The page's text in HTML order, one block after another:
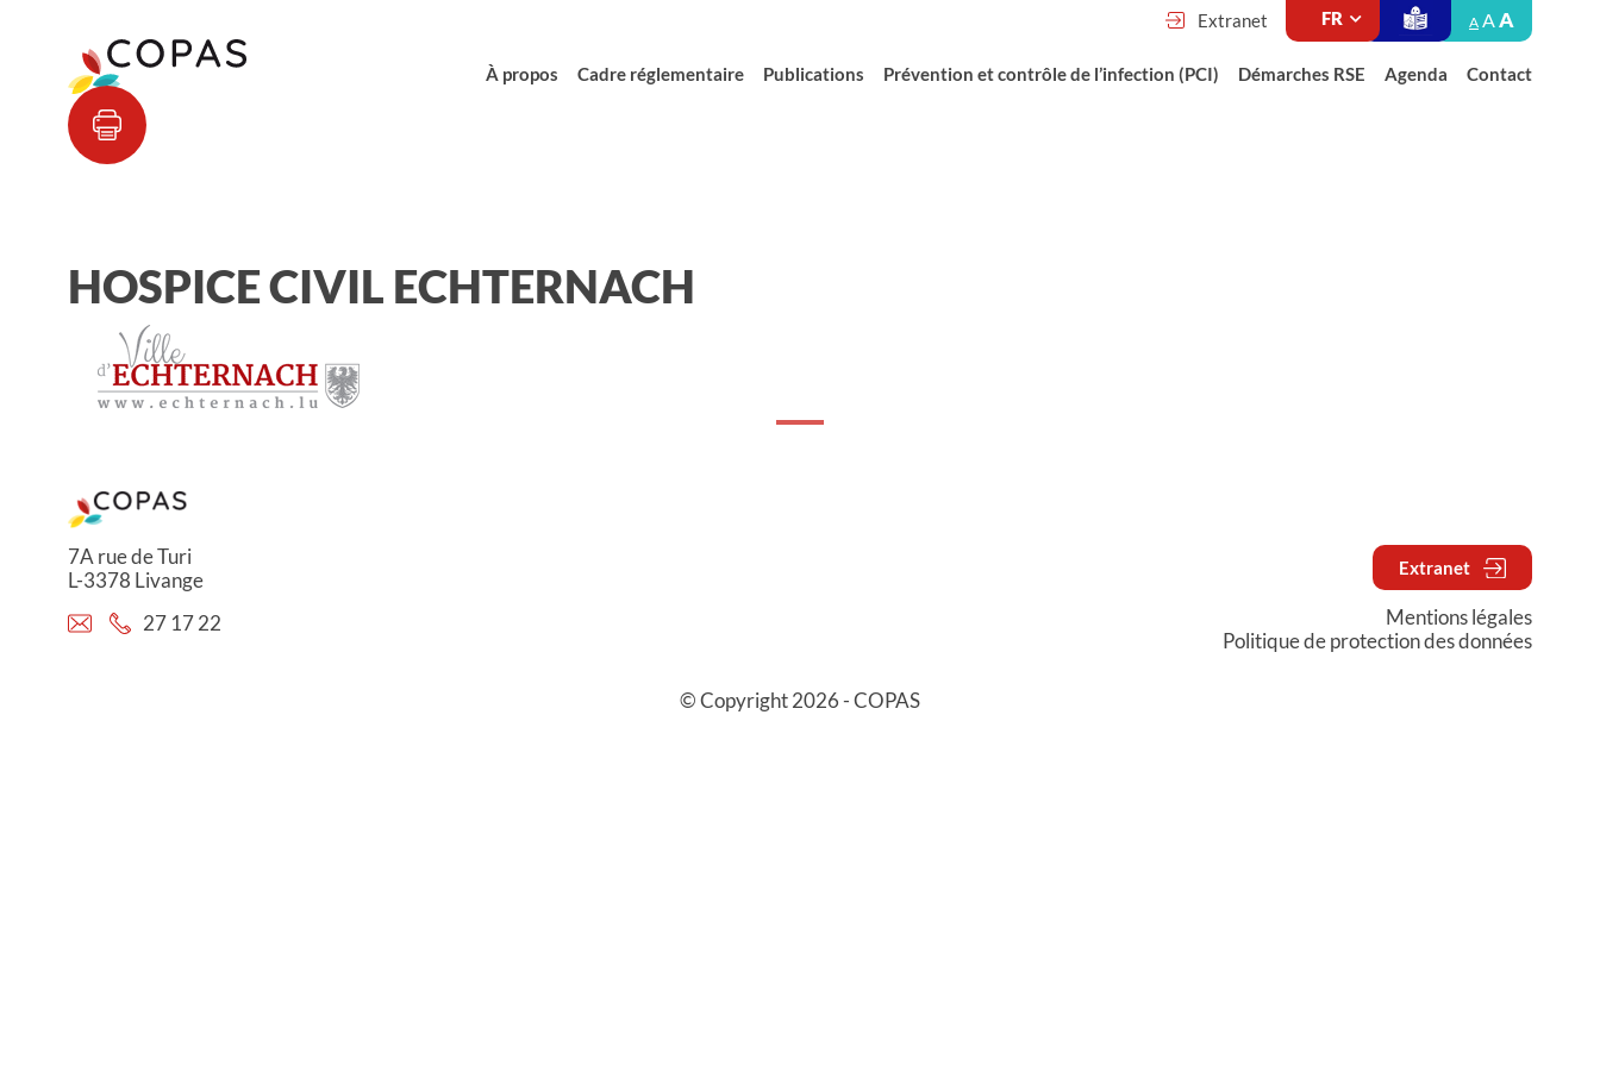
Extranet A AA
À propos Cadre réglementaire Publications Prévention et contrôle de l’infection (PCI) Démarches RSE Agenda Contact
HOSPICE CIVIL ECHTERNACH
7A rue de Turi
L-3378 Livange
27 17 22
Extranet
Mentions légales
Politique de protection des données
© Copyright 2026 - COPAS